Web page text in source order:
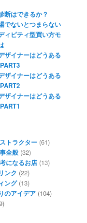
断はできるか？
でないとつまらない
ィピティ型買い方モ
ザイナーはどうある
ザイナーはどうある
ザイナーはどうある
トラクター (61)
全般 (32)
になるお店 (13)
ンク (22)
ング(13)
のアイデア (104)